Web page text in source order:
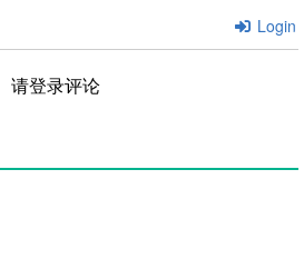
Login
请登录评论